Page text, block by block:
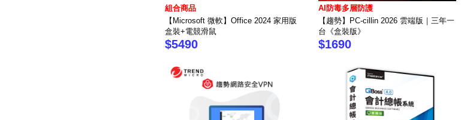
組合商品
【Microsoft 微軟】Office 2024 家用版
盒裝+電競滑鼠
$5490
AI防毒多層防護
【趨勢】PC-cillin 2026 雲端版｜三年一
台《盒裝版》
$1690